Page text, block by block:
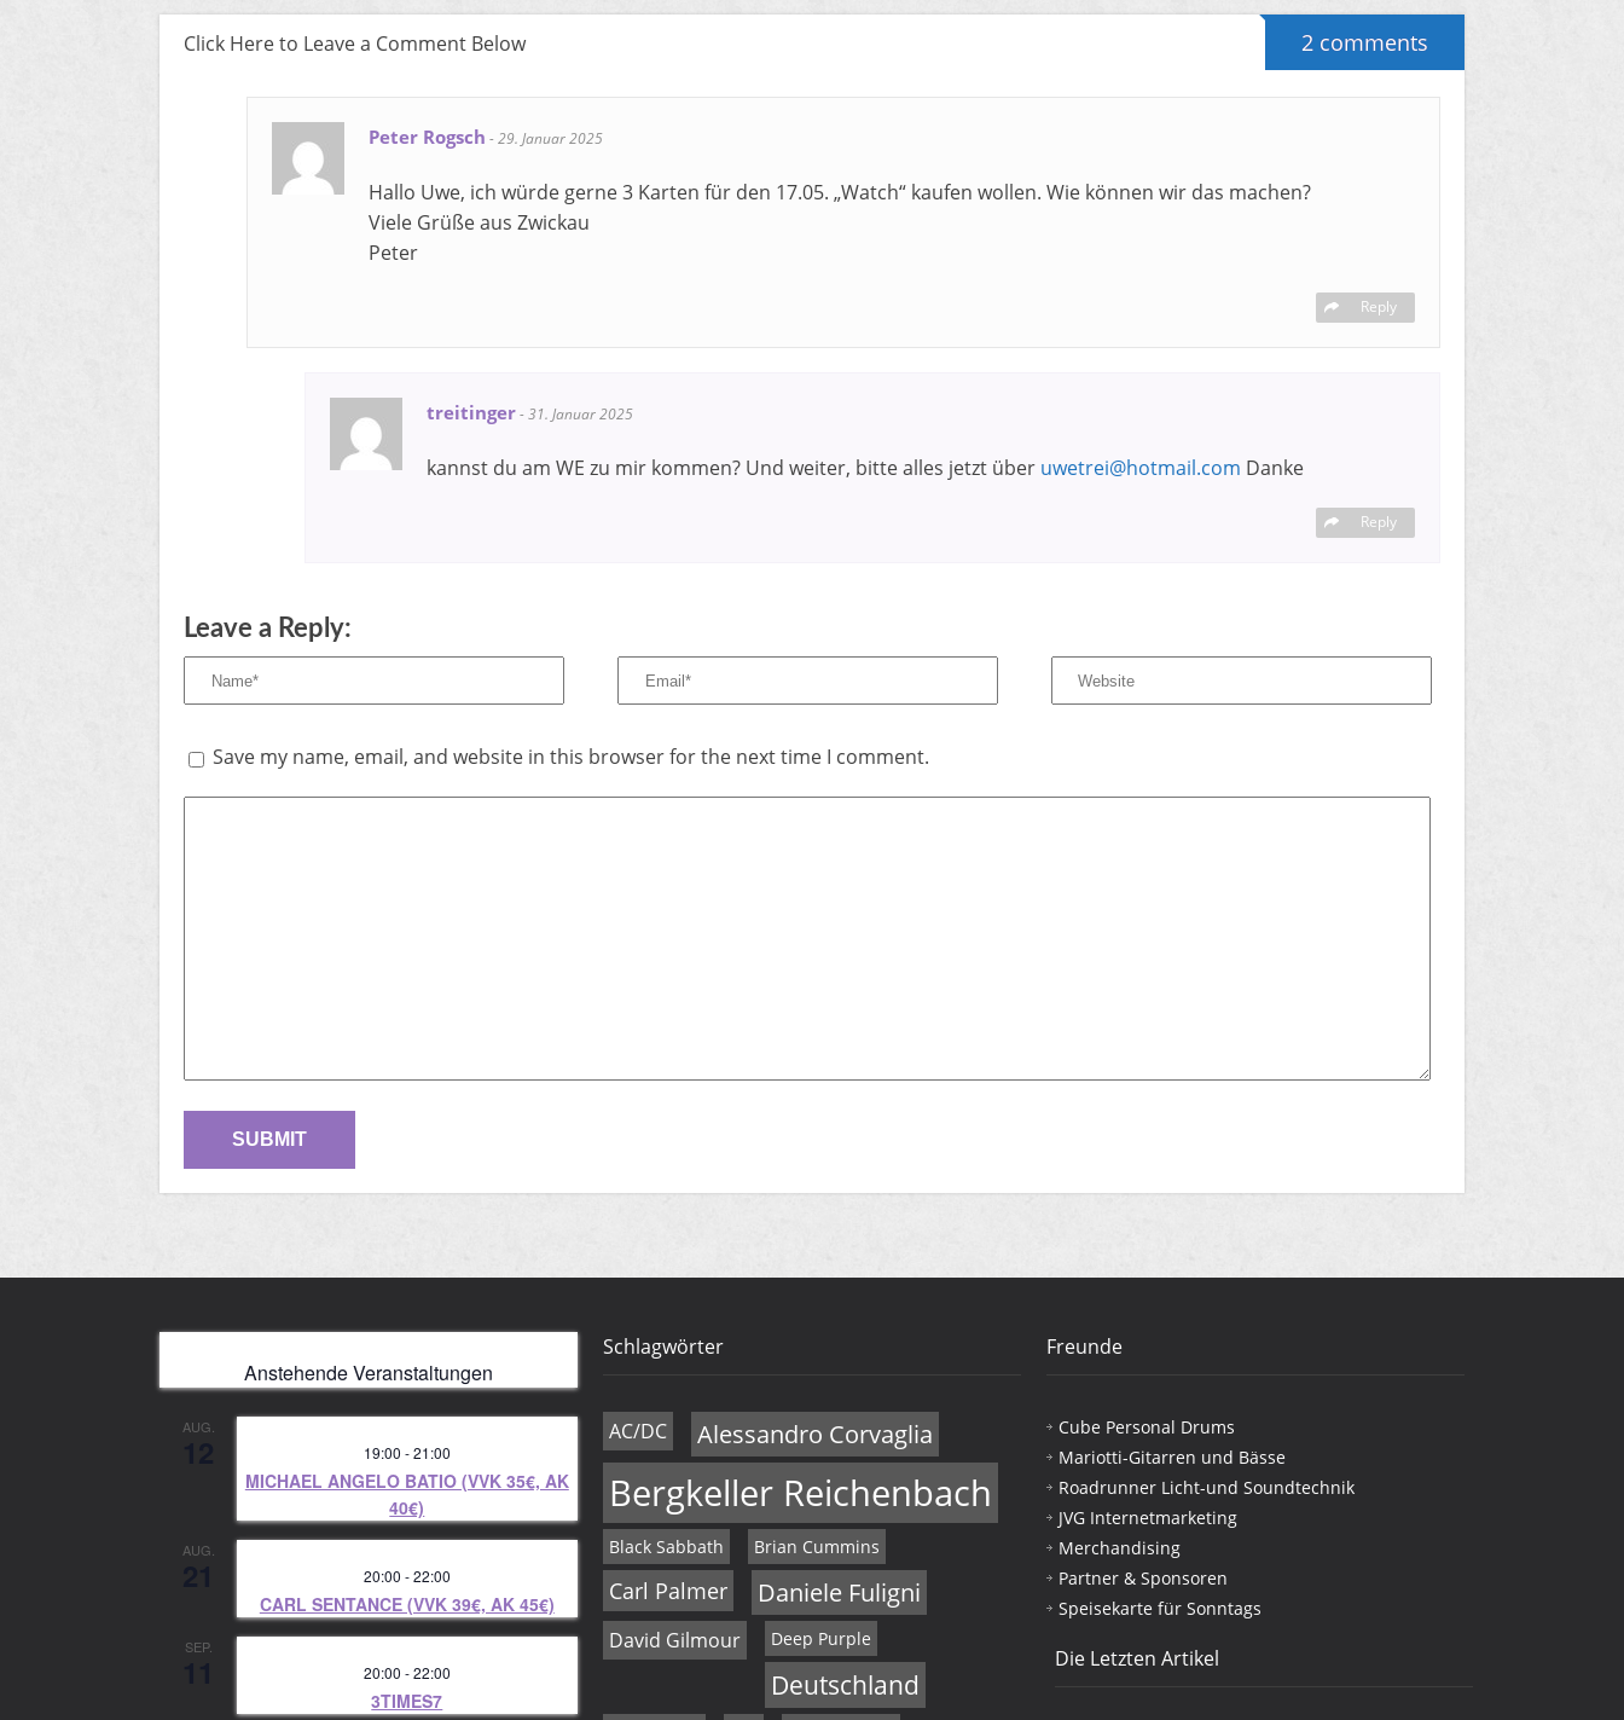
Click Here to Leave a Comment Below 2 comments
Peter Rogsch -29. Januar 2025
Hallo Uwe, ich würde gerne 3 Karten für den 17.05. „Watch“ kaufen wollen. Wie können wir das machen?
Viele Grüße aus Zwickau
Peter
Reply
treitinger-31. Januar 2025
kannst du am WE zu mir kommen? Und weiter, bitte alles jetzt über uwetrei@hotmail.com Danke
Reply
Leave a Reply:
Save my name, email, and website in this browser for the next time I comment.
Anstehende Veranstaltungen
AUG.
19:00 -21:00
MICHAEL ANGELO BATIO (VVK 35€, AK
40€)
AUG.
20:00 -22:00
CARL SENTANCE (VVK 39€, AK 45€)
SEP.
20:00 -22:00
3TIMES7
Schlagwörter
AC/DC Alessandro Corvaglia
Bergkeller Reichenbach
Black Sabbath Brian Cummins
Carl Palmer Daniele Fuligni
David Gilmour Deep Purple
Deutschland
Freunde
Cube Personal Drums
Mariotti-Gitarren und Bässe
Roadrunner Licht-und Soundtechnik
JVG Internetmarketing
Merchandising
Partner & Sponsoren
Speisekarte für Sonntags
Die Letzten Artikel